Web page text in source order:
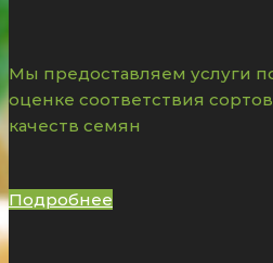
Мы предоставляем услуги
оценке соответствия
качеств семян
Подробнее